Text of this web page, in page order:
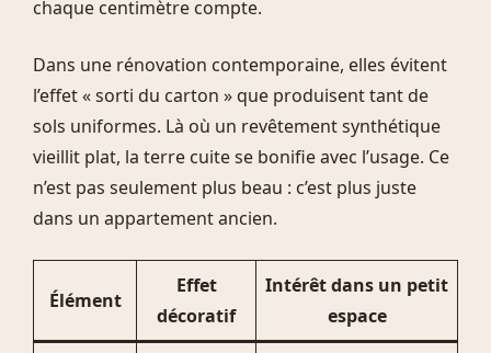
chaque centimètre compte.
Dans une rénovation contemporaine, elles évitent
l’effet « sorti du carton » que produisent tant de
sols uniformes. Là où un revêtement synthétique
vieillit plat, la terre cuite se bonifie avec l’usage. Ce
n’est pas seulement plus beau : c’est plus juste
dans un appartement ancien.
Élément
Effet
décoratif
Intérêt dans un petit
espace